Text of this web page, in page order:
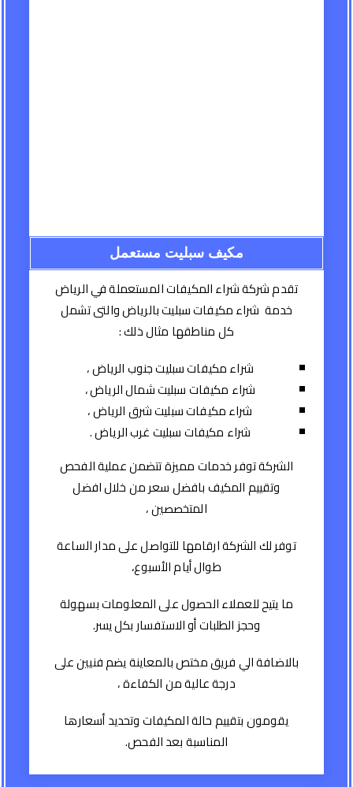
مكيف سبليت مستعمل
تقدم شركة شراء المكيفات المستعملة في الرياض
خدمة شراء مكيفات سبليت بالرياض والتى تشمل
كل مناطقها مثال ذلك :
شراء مكيفات سبليت جنوب الرياض ،
شراء مكيفات سبليت شمال الرياض ،
شراء مكيفات سبليت شرق الرياض ،
شراء مكيفات سبليت غرب الرياض .
الشركة توفر خدمات مميزة تتضمن عملية الفحص
وتقييم المكيف بافضل سعر من خلال افضل
المتخصصين ،
توفر لك الشركة ارقامها للتواصل على مدار الساعة
طوال أيام الأسبوع،
ما يتيح للعملاء الحصول على المعلومات بسهولة
وحجز الطلبات أو الاستفسار بكل يسر.
بالاضافة الي فريق مختص بالمعاينة يضم فنيين على
درجة عالية من الكفاءة ،
يقومون بتقييم حالة المكيفات وتحديد أسعارها
المناسبة بعد الفحص.